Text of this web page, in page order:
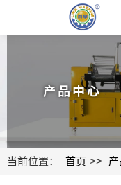
产品中心
当前位置： 首页 >>